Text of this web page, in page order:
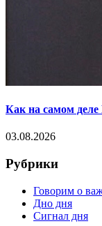
Как на самом
03.08.2026
Рубрики
Говорим о
Дно дня
Сигнал дня